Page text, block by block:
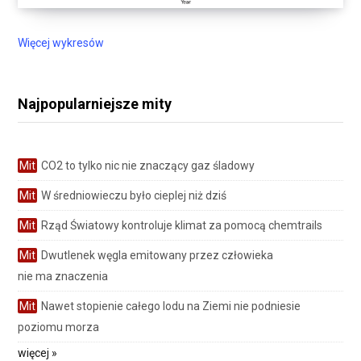
Więcej wykresów
Najpopularniejsze mity
Mit CO2 to tylko nic nie znaczący gaz śladowy
Mit W średniowieczu było cieplej niż dziś
Mit Rząd Światowy kontroluje klimat za pomocą chemtrails
Mit Dwutlenek węgla emitowany przez człowieka
nie ma znaczenia
Mit Nawet stopienie całego lodu na Ziemi nie podniesie
poziomu morza
więcej »